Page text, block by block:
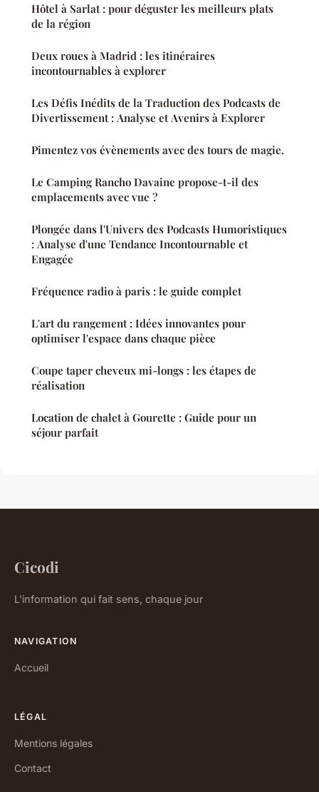
Hôtel à Sarlat : pour déguster les meilleurs plats
de la région
Deux roues à Madrid : les itinéraires
incontournables à explorer
Les Défis Inédits de la Traduction des Podcasts de
Divertissement : Analyse et Avenirs à Explorer
Pimentez vos évènements avec des tours de magie.
Le Camping Rancho Davaine propose-t-il des
emplacements avec vue ?
Plongée dans l'Univers des Podcasts Humoristiques
: Analyse d'une Tendance Incontournable et
Engagée
Fréquence radio à paris : le guide complet
L'art du rangement : Idées innovantes pour
optimiser l'espace dans chaque pièce
Coupe taper cheveux mi-longs : les étapes de
réalisation
Location de chalet à Gourette : Guide pour un
séjour parfait
Cicodi
L'information qui fait sens, chaque jour
NAVIGATION
Accueil
LÉGAL
Mentions légales
Contact